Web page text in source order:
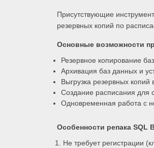
Присутствующие
резервных копий по
Основные возможности
Резервное копирование
Архивация баз данных и
Выгрузка резервных
Создание расписания для
Одновременная работа с
Особенности репака SQL
Не требует регистрации